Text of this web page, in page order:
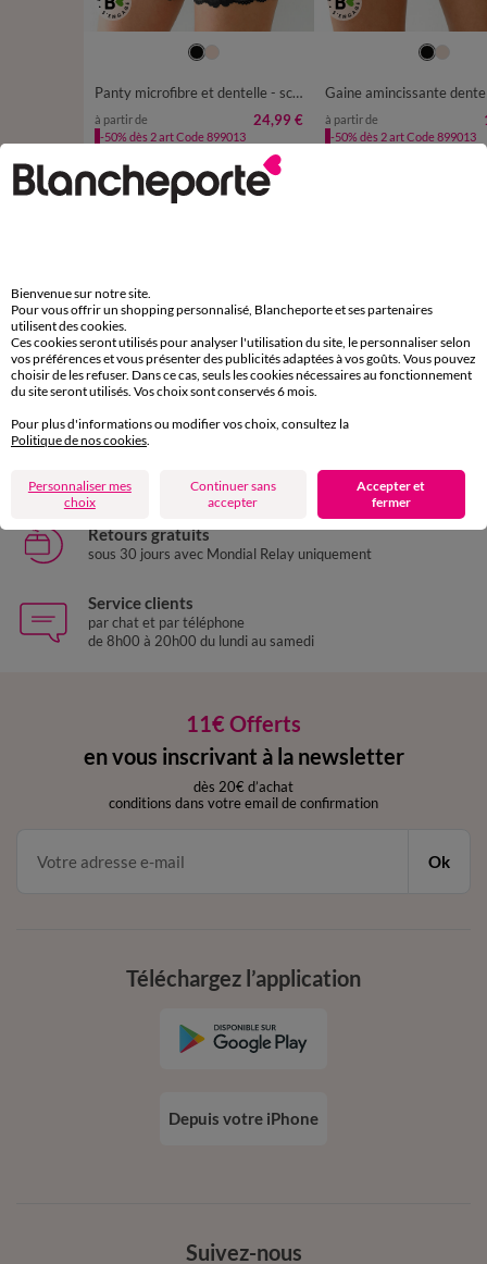
44 46
Panty microfibre et dentelle - sculptant
à partir de 24,99 €
-50% dès 2 art Code 899013
42/44 46/48
à partir de
-50% dès 2 art Code 899013
Paiement 100% sécurisé
Payez plus tard ou en plusieurs fois
domicile, relais, consignes automatiques
Retours gratuits
sous 30 jours avec Mondial Relay uniquement
Service clients
par chat et par téléphone
de 8h00 à 20h00 du lundi au samedi
11€ Offerts
en vous inscrivant à la newsletter
dès 20€ d’achat
conditions dans votre email de confirmation
Ok
Suivez-nous
Téléchargez l’application
Depuis votre iPhone
Bienvenue sur notre site.
Pour vous offrir un shopping personnalisé, Blancheporte et ses partenaires
utilisent des cookies.
Ces cookies seront utilisés pour analyser l'utilisation du site, le personnaliser selon
vos préférences et vous présenter des publicités adaptées à vos goûts. Vous pouvez
choisir de les refuser. Dans ce cas, seuls les cookies nécessaires au fonctionnement
du site seront utilisés. Vos choix sont conservés 6 mois.
Pour plus d'informations ou modifier vos choix, consultez la
Politique de nos cookies
Personnaliser mes
choix
Continuer sans
accepter
Accepter et
fermer